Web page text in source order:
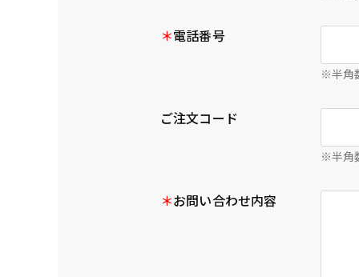
＊電話番号
※半角
ご注文コード
※半角
＊お問い合わせ内容